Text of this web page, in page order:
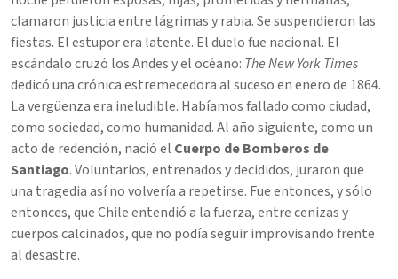
clamaron justicia entre lágrimas y rabia. Se suspendieron las
fiestas. El estupor era latente. El duelo fue nacional. El
escándalo cruzó los Andes y el océano: The New York Times
dedicó una crónica estremecedora al suceso en enero de 1864.
La vergüenza era ineludible. Habíamos fallado como ciudad,
como sociedad, como humanidad. Al año siguiente, como un
acto de redención, nació el Cuerpo de Bomberos de
Santiago. Voluntarios, entrenados y decididos, juraron que
una tragedia así no volvería a repetirse. Fue entonces, y sólo
entonces, que Chile entendió a la fuerza, entre cenizas y
cuerpos calcinados, que no podía seguir improvisando frente
al desastre.